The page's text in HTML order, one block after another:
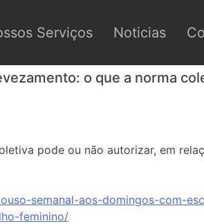
Serviços Noticias
o que a norma
pode ou não autorizar, em
semanal-aos-domingos-com-
feminino/